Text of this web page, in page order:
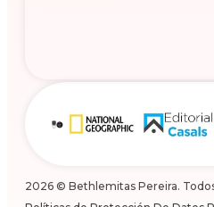
2026 © Bethlemitas Pereira.